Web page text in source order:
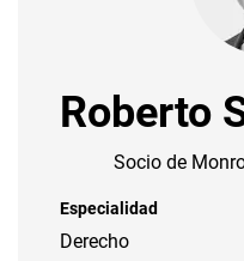
Roberto
Socio de
Especialidad
Derecho